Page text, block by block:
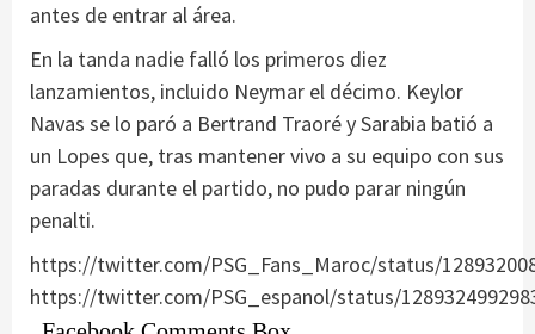
antes de entrar al área.
En la tanda nadie falló los primeros diez
lanzamientos, incluido Neymar el décimo. Keylor
Navas se lo paró a Bertrand Traoré y Sarabia batió a
un Lopes que, tras mantener vivo a su equipo con sus
paradas durante el partido, no pudo parar ningún
penalti.
https://twitter.com/PSG_Fans_Maroc/status/
https://twitter.com/PSG_espanol/status/